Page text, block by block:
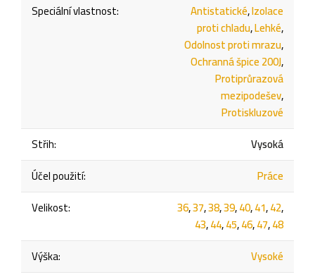
Speciální vlastnost: Antistatické,Izolace
proti chladu,Lehké,
Odolnost proti mrazu,
Ochranná špice 200J,
Protiprůrazová
mezipodešev,
Protiskluzové
Střih:
Vysoká
Účel použití:
Práce
Velikost: 36,37,38,39,40,41,42,
43,44,45,46,47,48
Výška:
Vysoké